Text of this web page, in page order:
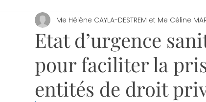
Etat d’urgence
pour faciliter la
entités de droit
Me Hélène CAYLA-DESTREM et Me Céline